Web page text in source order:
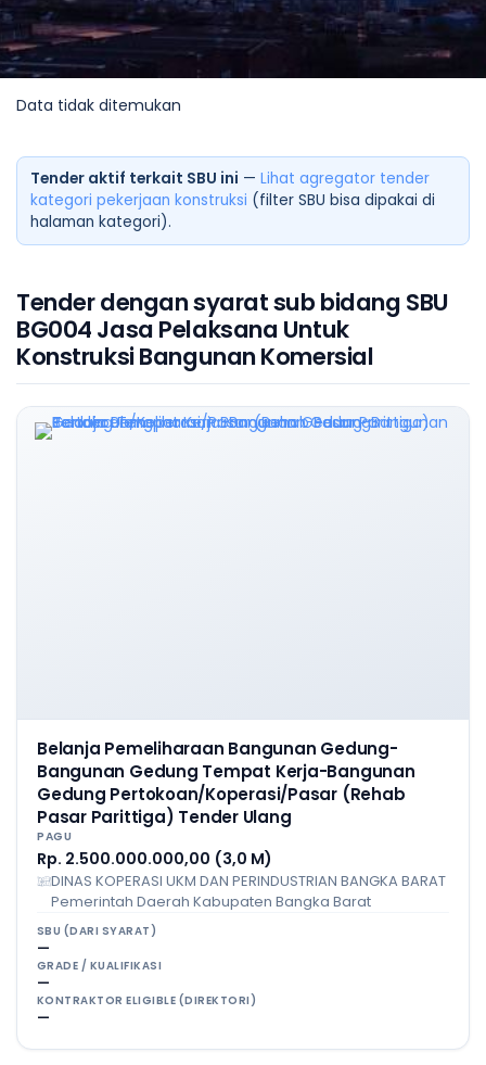
Data tidak ditemukan
Tender aktif terkait SBU ini — Lihat agregator tender
kategori pekerjaan konstruksi (filter SBU bisa dipakai di
halaman kategori).
Tender dengan syarat sub bidang SBU
BG004 Jasa Pelaksana Untuk
Konstruksi Bangunan Komersial
Belanja Pemeliharaan Bangunan Gedung-
Bangunan Gedung Tempat Kerja-Bangunan
Gedung Pertokoan/Koperasi/Pasar (Rehab
Pasar Parittiga) Tender Ulang
PAGU
Rp. 2.500.000.000,00 (3,0 M)
DINAS KOPERASI UKM DAN PERINDUSTRIAN BANGKA BARAT
Pemerintah Daerah Kabupaten Bangka Barat
SBU (DARI SYARAT)
—
GRADE / KUALIFIKASI
—
KONTRAKTOR ELIGIBLE (DIREKTORI)
—